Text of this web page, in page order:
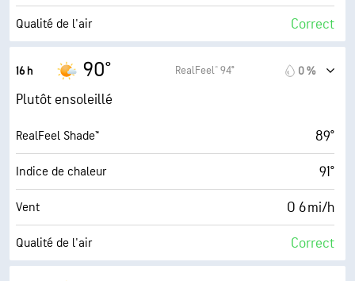
Couverture nuageuse 15 %
Qualité de l'air Correct
Indice UV maximal
Rafales
Humidité 45 %
Point de rosée 64° F
AccuLumen Brightness Index™ 9 (Très forte)
Couverture nuageuse 11 %
16 h 90° RealFeel® 94° 0 %
Plutôt ensoleillé
RealFeel Shade™ 89°
Indice de chaleur 91°
Vent O 6 mi/h
Qualité de l'air Correct
Indice UV maximal